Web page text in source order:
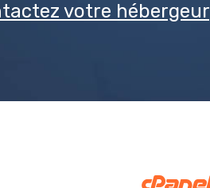
votre hébergeur